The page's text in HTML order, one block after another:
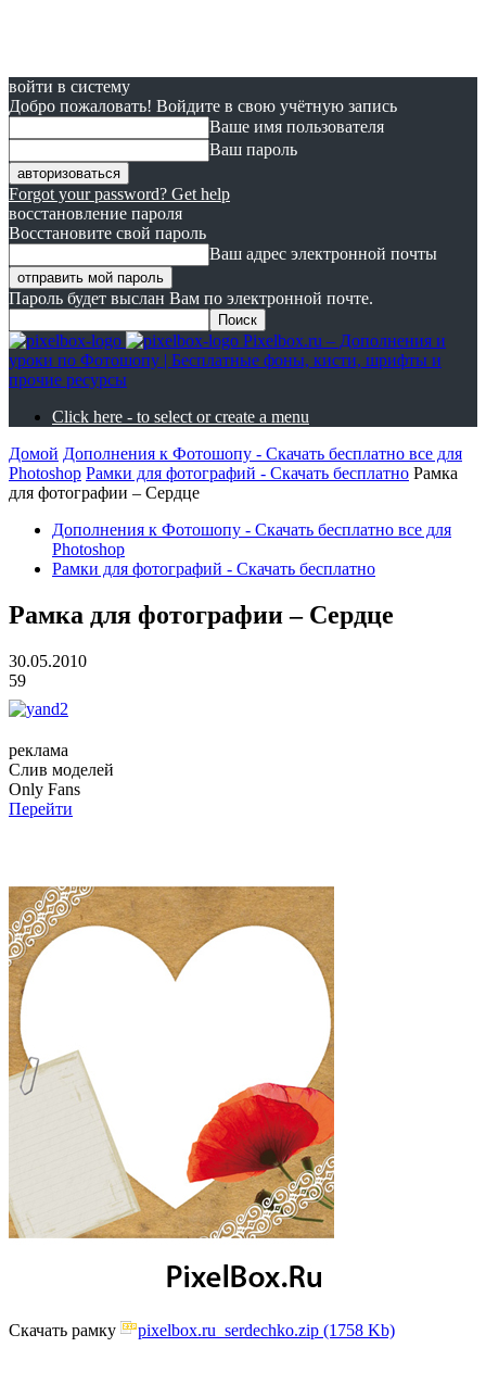
войти в систему
Добро пожаловать! Войдите в свою учётную запись
Ваше имя пользователя
Ваш пароль
Forgot your password? Get help
восстановление пароля
Восстановите свой пароль
Ваш адрес электронной почты
Пароль будет выслан Вам по электронной почте.
Pixelbox.ru – Дополнения и
уроки по Фотошопу | Бесплатные фоны, кисти, шрифты и
прочие ресурсы
Click here - to select or create a menu
Домой Дополнения к Фотошопу - Скачать бесплатно все для
Photoshop Рамки для фотографий - Скачать бесплатно Рамка
для фотографии – Сердце
Дополнения к Фотошопу - Скачать бесплатно все для
Photoshop
Рамки для фотографий - Скачать бесплатно
Рамка для фотографии – Сердце
30.05.2010
59
реклама
Слив моделей
Only Fans
Перейти
Скачать рамку pixelbox.ru_serdechko.zip (1758 Kb)